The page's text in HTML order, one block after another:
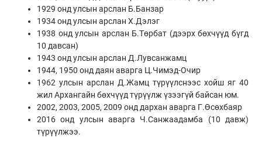
1929 онд улсын арслан Б.Банзар
1934 онд улсын арслан Х.Дэлэг
1938 онд улсын арслан Б.Төрбат (дээрх бөхчүүд бүгд
10 давсан)
1943 онд улсын арслан Д.Лувсанжамц
1944, 1950 онд даян аварга Ц.Чимэд-Очир
1962 улсын арслан Д.Жамц түрүүлснээс хойш яг 40
жил Архангайн бөхчүүд түрүүлж үзээгүй байсан юм.
2002, 2003, 2005, 2009 онд дархан аварга Г.Өсөхбаяр
2016 онд улсын аварга Ч.Санжаадамба (10 давж)
түрүүлжээ.